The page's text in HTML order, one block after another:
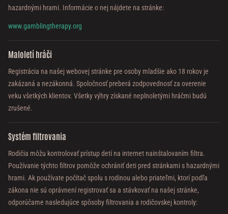
hazardnými hrami. Informácie o nej nájdete na stránke:
www.gamblingtherapy.org
Maloletí hráči
Registrácia na našej webovej stránke pre osoby mladšie ako 18 rokov je
zakázaná a nezákonná. Spoločnosť preberá zodpovednosť za overenie
veku všetkých klientov. Všetky výhry získané neplnoletými hráčmi budú
zrušené.
Systém filtrovania
Rodičia môžu kontrolovať prístup detí na internet nainštalovaním filtra.
Používanie týchto filtrov pomôže ochrániť deti pred stránkami s hazardnými
hrami. Ak používate počítač spolu s rodinou alebo priateľmi, ktorí podľa
zákona nie sú oprávnení registrovať sa a stávkovať na našej stránke,
odporúčame nasledujúce spôsoby filtrovania a rodičovskej kontroly: